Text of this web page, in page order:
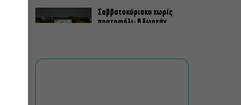
Σαββατοκύριακο χωρίς
πορτοφόλι: 8 δωρεάν